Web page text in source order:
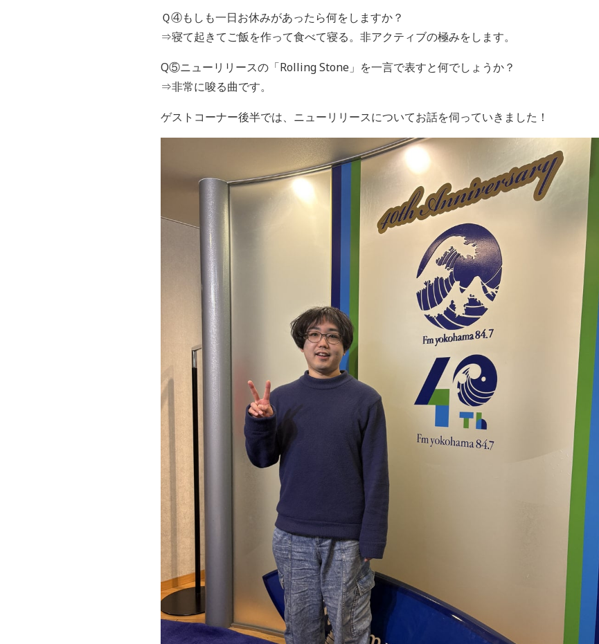
Ｑ④もしも一日お休みがあったら何をしますか？
⇒寝て起きてご飯を作って食べて寝る。非アクティブの極みをします。
Q⑤ニューリリースの「Rolling Stone」を一言で表すと何でしょうか？
⇒非常に唆る曲です。
ゲストコーナー後半では、ニューリリースについてお話を伺っていきました！